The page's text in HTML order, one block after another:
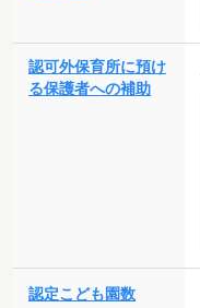
認可外保育所に預け
る保護者への補助
認定こども園数